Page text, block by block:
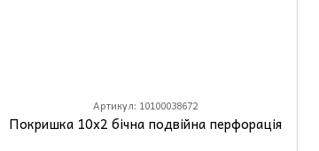
Артикул: 10100038672
Покришка 10x2 бічна подвійна перфорація